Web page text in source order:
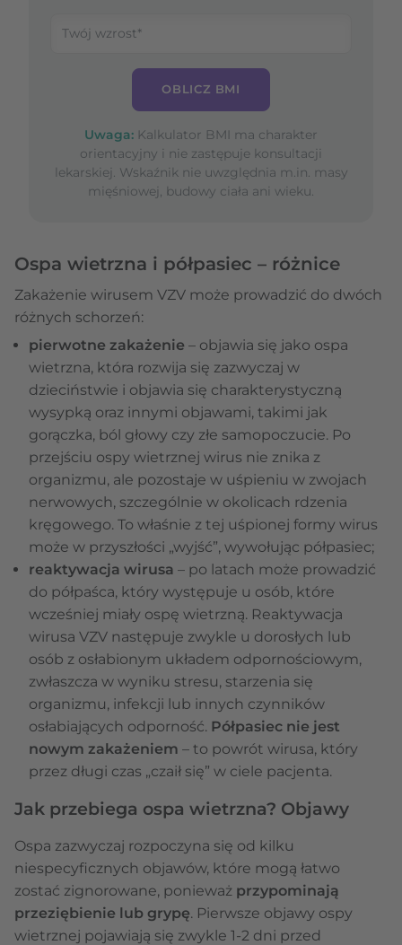
OBLICZ BMI
Uwaga: Kalkulator BMI ma charakter
orientacyjny i nie zastępuje konsultacji
lekarskiej. Wskaźnik nie uwzględnia m.in. masy
mięśniowej, budowy ciała ani wieku.
Ospa wietrzna i półpasiec – różnice
Zakażenie wirusem VZV może prowadzić do dwóch
różnych schorzeń:
pierwotne zakażenie – objawia się jako ospa
wietrzna, która rozwija się zazwyczaj w
dzieciństwie i objawia się charakterystyczną
wysypką oraz innymi objawami, takimi jak
gorączka, ból głowy czy złe samopoczucie. Po
przejściu ospy wietrznej wirus nie znika z
organizmu, ale pozostaje w uśpieniu w zwojach
nerwowych, szczególnie w okolicach rdzenia
kręgowego. To właśnie z tej uśpionej formy wirus
może w przyszłości „wyjść”, wywołując półpasiec;
reaktywacja wirusa – po latach może prowadzić
do półpaśca, który występuje u osób, które
wcześniej miały ospę wietrzną. Reaktywacja
wirusa VZV następuje zwykle u dorosłych lub
osób z osłabionym układem odpornościowym,
zwłaszcza w wyniku stresu, starzenia się
organizmu, infekcji lub innych czynników
osłabiających odporność. Półpasiec nie jest
nowym zakażeniem – to powrót wirusa, który
przez długi czas „czaił się” w ciele pacjenta.
Jak przebiega ospa wietrzna? Objawy
Ospa zazwyczaj rozpoczyna się od kilku
niespecyficznych objawów, które mogą łatwo
zostać zignorowane, ponieważ przypominają
przeziębienie lub grypę. Pierwsze objawy ospy
wietrznej pojawiają się zwykle 1-2 dni przed